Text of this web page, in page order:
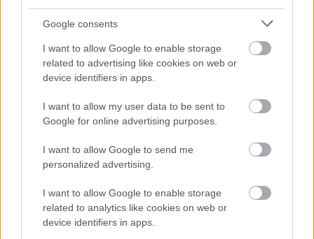
Google consents
I want to allow Google to enable storage
related to advertising like cookies on web or
device identifiers in apps.
I want to allow my user data to be sent to
Google for online advertising purposes.
I want to allow Google to send me
personalized advertising.
I want to allow Google to enable storage
related to analytics like cookies on web or
device identifiers in apps.
ΔΙΑΒΑΖΟΝΤΑΙ ΤΩΡΑ